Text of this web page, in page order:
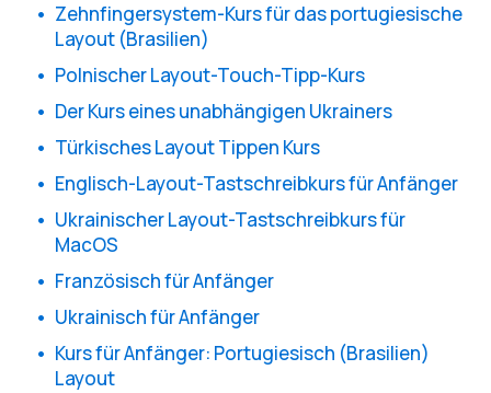
Zehnfingersystem-Kurs für das portugiesische
Layout (Brasilien)
Polnischer Layout-Touch-Tipp-Kurs
Der Kurs eines unabhängigen Ukrainers
Türkisches Layout Tippen Kurs
Englisch-Layout-Tastschreibkurs für Anfänger
Ukrainischer Layout-Tastschreibkurs für
MacOS
Französisch für Anfänger
Ukrainisch für Anfänger
Kurs für Anfänger: Portugiesisch (Brasilien)
Layout